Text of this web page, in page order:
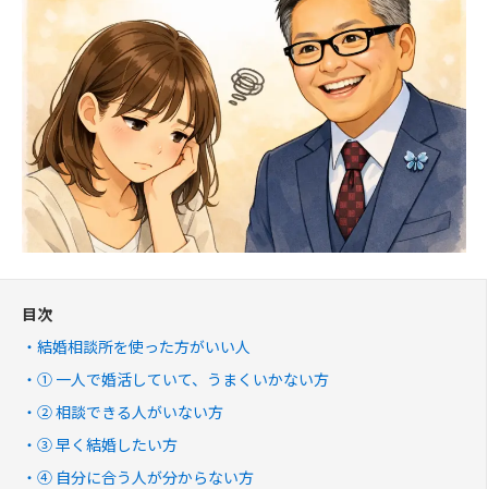
目次
結婚相談所を使った方がいい人
① 一人で婚活していて、うまくいかない方
② 相談できる人がいない方
③ 早く結婚したい方
④ 自分に合う人が分からない方